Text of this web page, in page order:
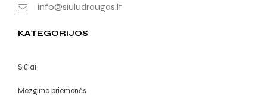
info@siuludraugas.lt
KATEGORIJOS
Siūlai
Mezgimo priemonės